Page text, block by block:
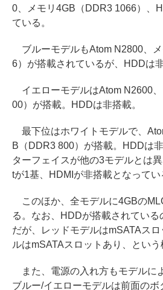
0、メモリ4GB（DDR3 1066）、
ている。
ブルーモデルもAtom N2800、
6）が搭載されているが、HDDは非
イエローモデルはAtom N2600
00）が搭載。HDDは非搭載。
最下位はホワイトモデルで、
B（DDR3 800）が搭載。HDDは
ターフェイスが他の3モデルとは
tが1基、HDMIが非搭載となってい
このほか、全モデルに4GBの
る。なお、HDDが搭載されてい
だが、レッドモデルはmSATAス
ルはmSATAスロットあり、という
また、電源の入れ方もモデルに
ブルー/イエローモデルは前面のボ